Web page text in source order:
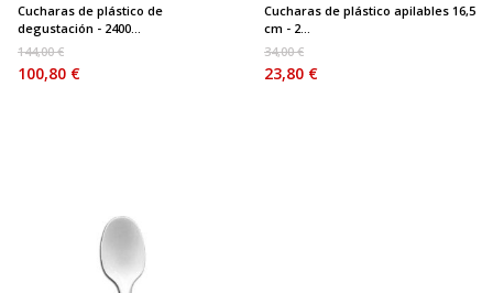
Cucharas de plástico de
degustación - 2400...
144,00 €
100,80 €
Cucharas de plástico apilables 16,5
cm - 2...
34,00 €
23,80 €